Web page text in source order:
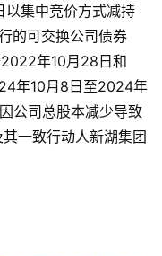
集中竞价方式减持
的可交换公司债券
2022年10月28日和
年10月8日至2024年
公司总股本减少导致
一致行动人新湖集团